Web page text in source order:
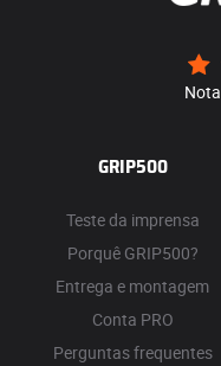
Nota
GRIP500
Teste da imprensa
Porquê GRIP500?
Entrega e montagem
Conta PRO
Perguntas frequentes